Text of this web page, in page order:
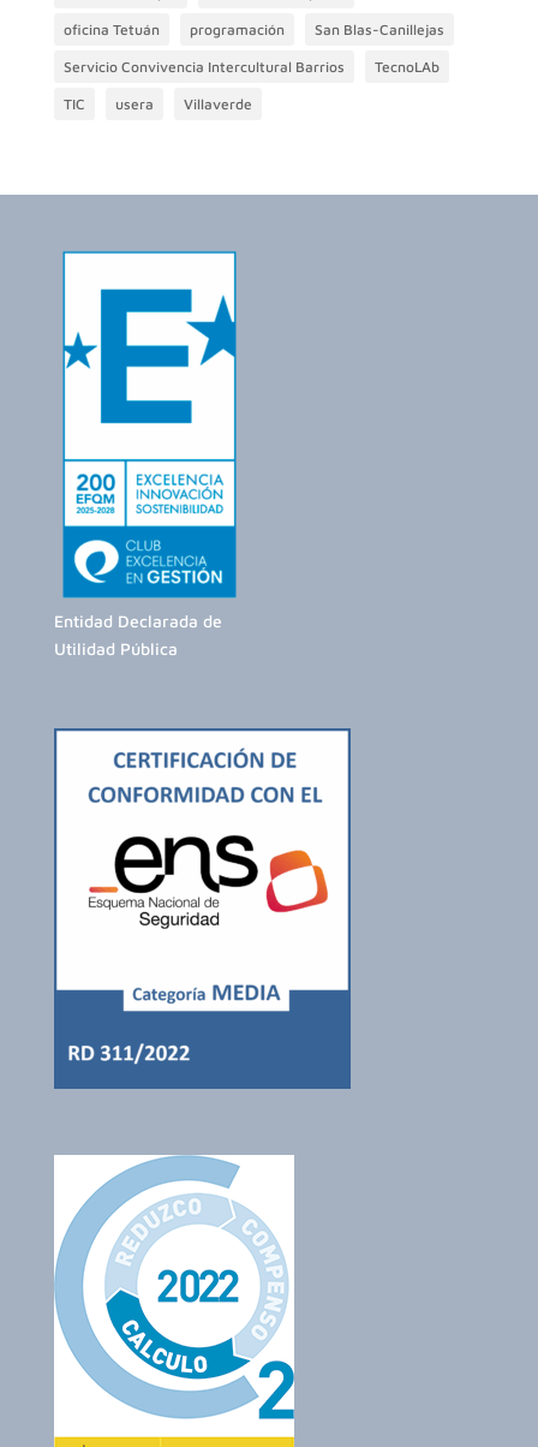
oficina Tetuán programación San Blas-Canillejas
Servicio Convivencia Intercultural Barrios TecnoLAb
TIC usera Villaverde
Entidad Declarada de
Utilidad Pública